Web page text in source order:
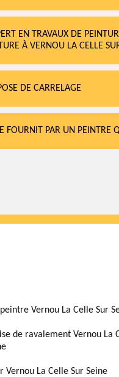
EN TRAVAUX DE
À VERNOU LA CELLE
DE CARRELAGE
FOURNIT PAR UN PEINTRE
Vernou La Celle Sur
de ravalement Vernou La
Vernou La Celle Sur Seine